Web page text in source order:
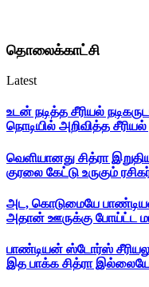
தொலைக்காட்சி
Latest
உடன் நடித்த சீரியல்
நொடியில் அறிவித்த
வெளியானது சித்ரா
குரலை கேட்டு உருகும்
அட, கொடுமையே
அதான் ஊருக்கு போய்ட்ட
பாண்டியன் ஸ்டோர்ஸ்
இத பாக்க சித்ரா